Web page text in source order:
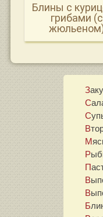
Блины с
грибами (с